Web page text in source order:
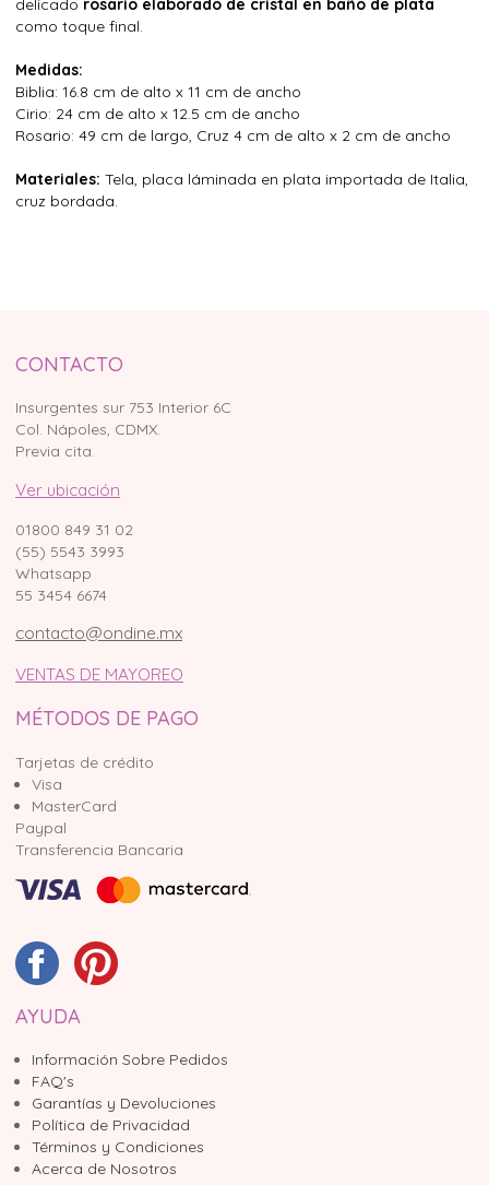
delicado rosario elaborado de cristal en baño de plata
como toque final.
Medidas:
Biblia: 16.8 cm de alto x 11 cm de ancho
Cirio: 24 cm de alto x 12.5 cm de ancho
Rosario: 49 cm de largo, Cruz 4 cm de alto x 2 cm de ancho
Materiales: Tela, placa láminada en plata importada de Italia,
cruz bordada.
CONTACTO
Insurgentes sur 753 Interior 6C
Col. Nápoles, CDMX.
Previa cita.
Ver ubicación
01800 849 31 02
(55) 5543 3993
Whatsapp
55 3454 6674
contacto@ondine.mx
VENTAS DE MAYOREO
MÉTODOS DE PAGO
Tarjetas de crédito
Visa
MasterCard
Paypal
Transferencia Bancaria
AYUDA
Información Sobre Pedidos
FAQ's
Garantías y Devoluciones
Política de Privacidad
Términos y Condiciones
Acerca de Nosotros